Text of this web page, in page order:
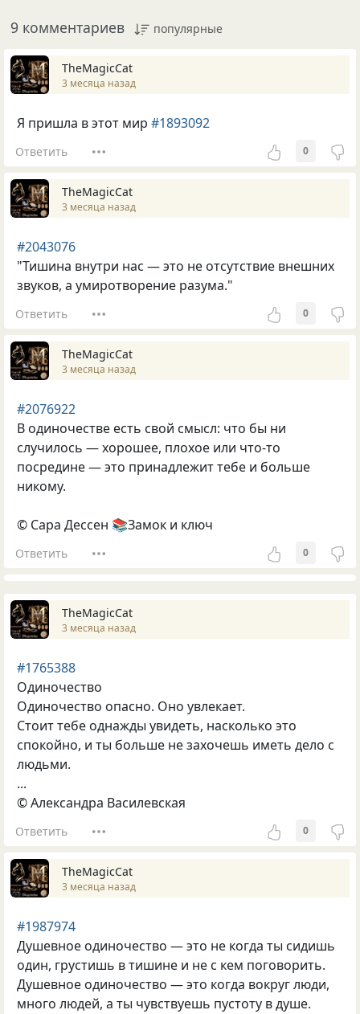
9 комментариев популярные
TheMagicCat
3 месяца назад
Я пришла в этот мир #1893092
Ответить 0
TheMagicCat
3 месяца назад
#2043076
"Тишина внутри нас — это не отсутствие внешних
звуков, а умиротворение разума."
Ответить 0
TheMagicCat
3 месяца назад
#2076922
В одиночестве есть свой смысл: что бы ни
случилось — хорошее, плохое или что-то
посредине — это принадлежит тебе и больше
никому.
© Сара Дессен 📚Замок и ключ
Ответить 0
TheMagicCat
3 месяца назад
#1765388
Одиночество
Одиночество опасно. Оно увлекает.
Стоит тебе однажды увидеть, насколько это
спокойно, и ты больше не захочешь иметь дело с
людьми.
...
© Александра Василевская
Ответить 0
TheMagicCat
3 месяца назад
#1987974
Душевное одиночество — это не когда ты сидишь
один, грустишь в тишине и не с кем поговорить.
Душевное одиночество — это когда вокруг люди,
много людей, а ты чувствуешь пустоту в душе.